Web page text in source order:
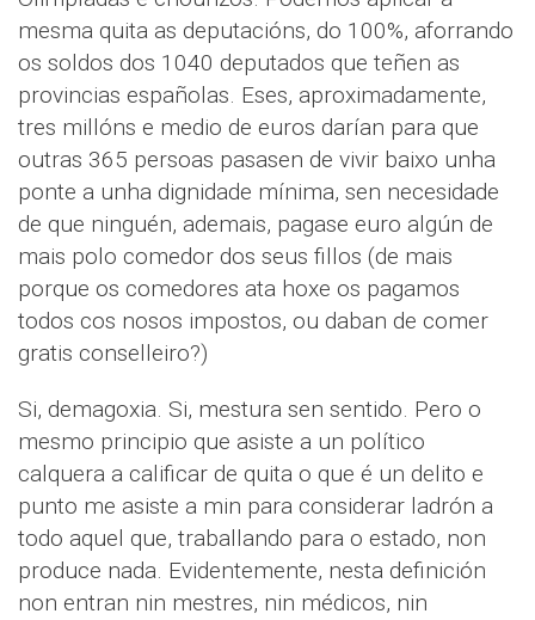
mesma quita as deputacións, do 100%, aforrando
os soldos dos 1040 deputados que teñen as
provincias españolas. Eses, aproximadamente,
tres millóns e medio de euros darían para que
outras 365 persoas pasasen de vivir baixo unha
ponte a unha dignidade mínima, sen necesidade
de que ninguén, ademais, pagase euro algún de
mais polo comedor dos seus fillos (de mais
porque os comedores ata hoxe os pagamos
todos cos nosos impostos, ou daban de comer
gratis conselleiro?)
Si, demagoxia. Si, mestura sen sentido. Pero o
mesmo principio que asiste a un político
calquera a calificar de quita o que é un delito e
punto me asiste a min para considerar ladrón a
todo aquel que, traballando para o estado, non
produce nada. Evidentemente, nesta definición
non entran nin mestres, nin médicos, nin